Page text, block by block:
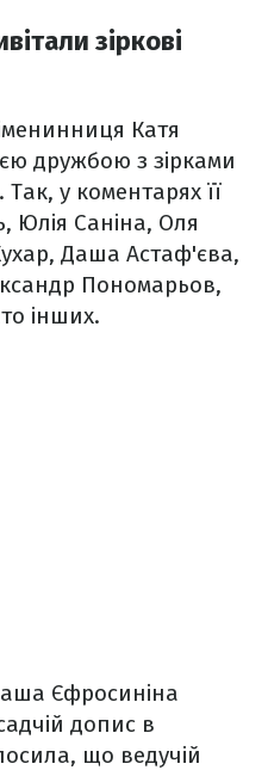
зіркові
Катя
дружбою з зірками
Так, у коментарях її
Юлія Саніна, Оля
Даша Астаф'єва,
Пономарьов,
інших.
Єфросиніна
допис в
що ведучій